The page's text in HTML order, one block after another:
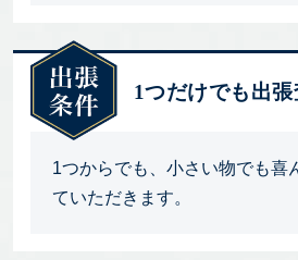
1つだけでも出張
1つからでも、小さい物でも喜
ていただきます。